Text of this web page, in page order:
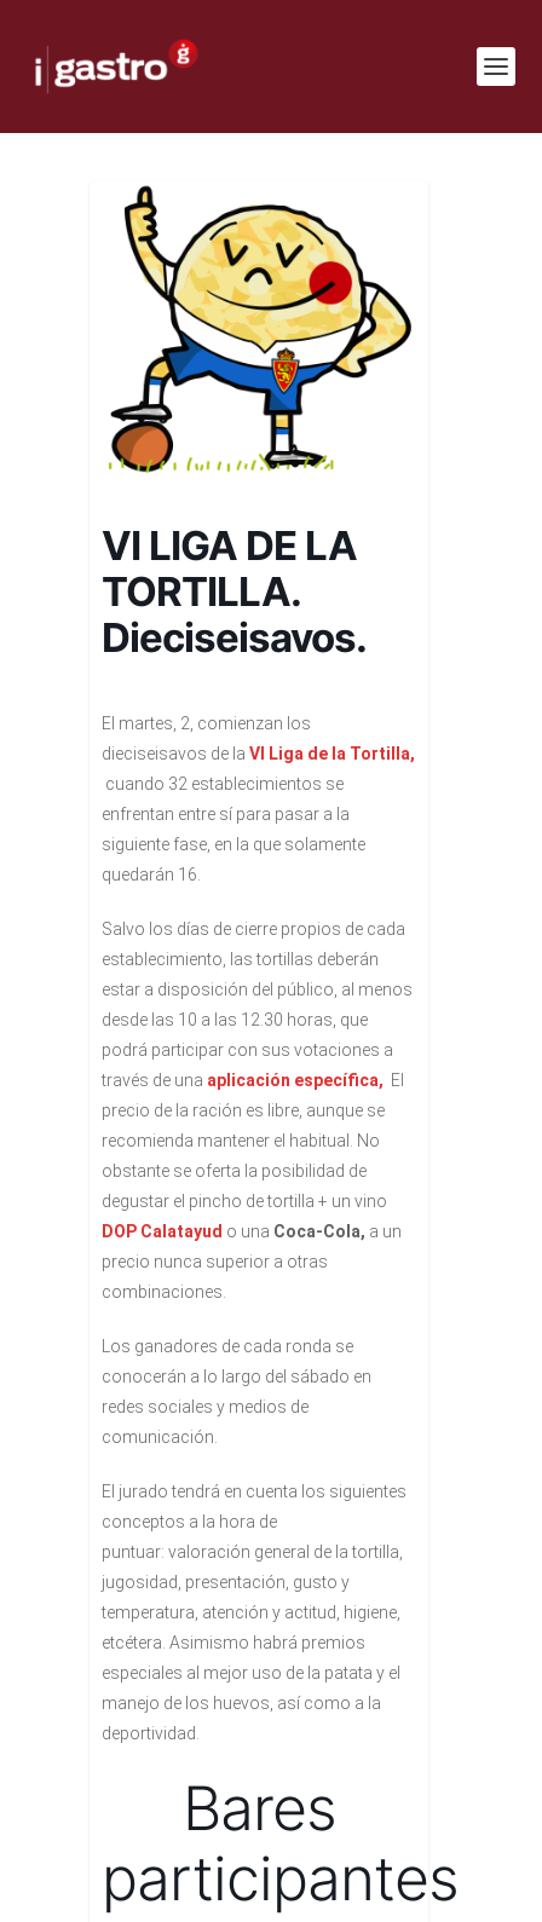
VI LIGA DE LA
TORTILLA.
Dieciseisavos.
El martes, 2, comienzan los
dieciseisavos de la VI Liga de la Tortilla,
cuando 32 establecimientos se
enfrentan entre sí para pasar a la
siguiente fase, en la que solamente
quedarán 16.
Salvo los días de cierre propios de cada
establecimiento, las tortillas deberán
estar a disposición del público, al menos
desde las 10 a las 12.30 horas, que
podrá participar con sus votaciones a
través de una aplicación específica, El
precio de la ración es libre, aunque se
recomienda mantener el habitual. No
obstante se oferta la posibilidad de
degustar el pincho de tortilla + un vino
DOP Calatayud o una Coca-Cola, a un
precio nunca superior a otras
combinaciones.
Los ganadores de cada ronda se
conocerán a lo largo del sábado en
redes sociales y medios de
comunicación.
El jurado tendrá en cuenta los siguientes
conceptos a la hora de
puntuar: valoración general de la tortilla,
jugosidad, presentación, gusto y
temperatura, atención y actitud, higiene,
etcétera. Asimismo habrá premios
especiales al mejor uso de la patata y el
manejo de los huevos, así como a la
deportividad.
Bares
participantes